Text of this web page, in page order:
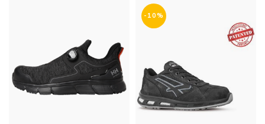
-10%